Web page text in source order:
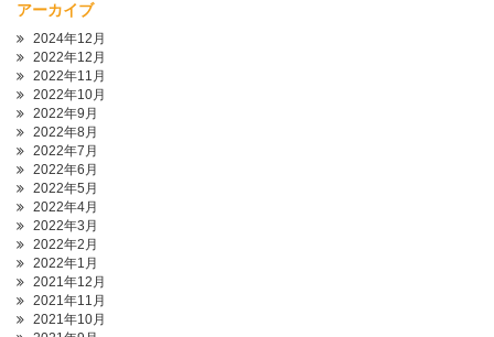
アーカイブ
2024年12月
2022年12月
2022年11月
2022年10月
2022年9月
2022年8月
2022年7月
2022年6月
2022年5月
2022年4月
2022年3月
2022年2月
2022年1月
2021年12月
2021年11月
2021年10月